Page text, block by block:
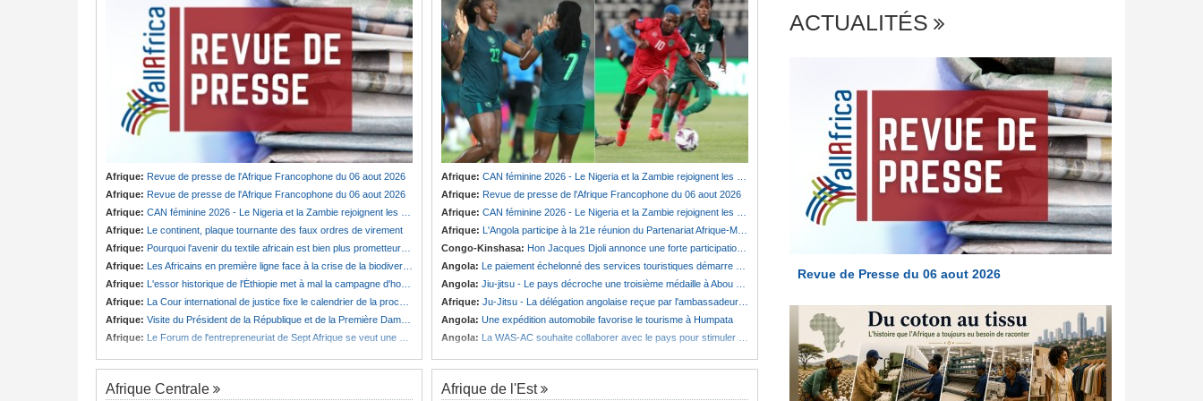
Afrique: Revue de presse de l'Afrique Francophone du 06 aout 2026
Afrique: Revue de presse de l'Afrique Francophone du 06 aout 2026
Afrique: CAN féminine 2026 - Le Nigeria et la Zambie rejoignent les quarts de finale
Afrique: Le continent, plaque tournante des faux ordres de virement
Afrique: Pourquoi l'avenir du textile africain est bien plus prometteur que ne le laissent penser les chiffres
Afrique: Les Africains en première ligne face à la crise de la biodiversité
Afrique: L'essor historique de l'Éthiopie met à mal la campagne d'hostilité menée par Le Caire
Afrique: La Cour international de justice fixe le calendrier de la procédure engagée par la RDC contre le Rwanda
Afrique: Visite du Président de la République et de la Première Dame à Yamoussoukro
Afrique: Le Forum de l'entrepreneuriat de Sept Afrique se veut une plateforme de mobilisation des investissements
Afrique: CAN féminine 2026 - Le Nigeria et la Zambie rejoignent les quarts de finale
Afrique: Revue de presse de l'Afrique Francophone du 06 aout 2026
Afrique: CAN féminine 2026 - Le Nigeria et la Zambie rejoignent les quarts de finale
Afrique: L'Angola participe à la 21e réunion du Partenariat Afrique-Monde arabe au Caire
Congo-Kinshasa: Hon Jacques Djoli annonce une forte participation du pays à la Conférence des présidents de parlements à Midrand
Angola: Le paiement échelonné des services touristiques démarre ce jeudi
Angola: Jiu-jitsu - Le pays décroche une troisième médaille à Abou Dabi
Afrique: Ju-Jitsu - La délégation angolaise reçue par l'ambassadeur d'Angola aux Émirats arabes unis
Angola: Une expédition automobile favorise le tourisme à Humpata
Angola: La WAS-AC souhaite collaborer avec le pays pour stimuler l'aquaculture
Afrique Centrale Afrique de l'Est
ACTUALITÉS
Revue de Presse du 06 aout 2026